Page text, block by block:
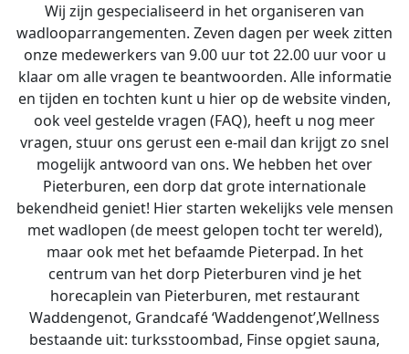
Wij zijn gespecialiseerd in het organiseren van
wadlooparrangementen. Zeven dagen per week zitten
onze medewerkers van 9.00 uur tot 22.00 uur voor u
klaar om alle vragen te beantwoorden. Alle informatie
en tijden en tochten kunt u hier op de website vinden,
ook veel gestelde vragen (FAQ), heeft u nog meer
vragen, stuur ons gerust een e-mail dan krijgt zo snel
mogelijk antwoord van ons. We hebben het over
Pieterburen, een dorp dat grote internationale
bekendheid geniet! Hier starten wekelijks vele mensen
met wadlopen (de meest gelopen tocht ter wereld),
maar ook met het befaamde Pieterpad. In het
centrum van het dorp Pieterburen vind je het
horecaplein van Pieterburen, met restaurant
Waddengenot, Grandcafé ‘Waddengenot’,Wellness
bestaande uit: turksstoombad, Finse opgiet sauna,